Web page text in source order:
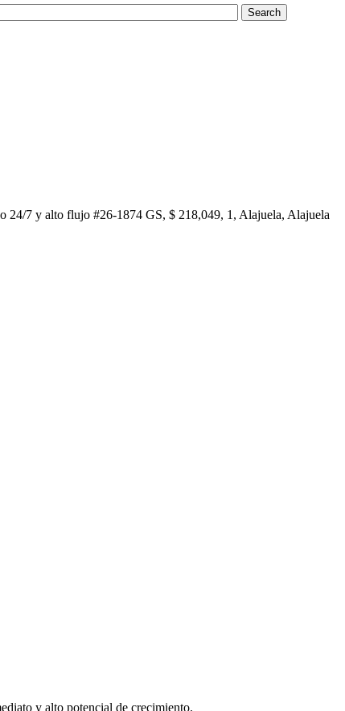
y alto potencial de crecimiento.